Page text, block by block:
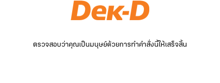
ตรวจสอบว่าคุณเป็นมนุษย์ด้วยการทำคำสั่งนี้ให้เสร็จสิ้น